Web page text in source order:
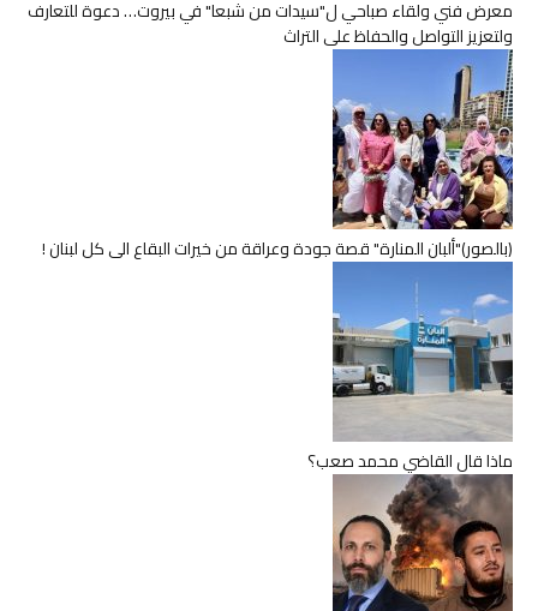
معرض فني ولقاء صباحي ل"سيدات من شبعا" في بيروت… دعوة للتعارف
ولتعزيز التواصل والحفاظ على التراث
(بالصور)"ألبان المنارة" قصة جودة وعراقة من خيرات البقاع الى كل لبنان !
ماذا قال القاضي محمد صعب؟